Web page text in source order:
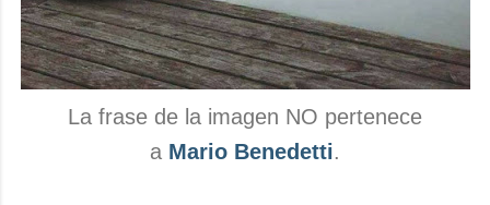
La frase de la imagen NO pertenece
a Mario Benedetti.